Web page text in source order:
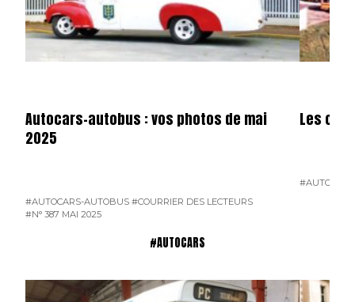
Autocars-autobus : vos photos de mai
2025
#AUTOCARS-AUTOBUS #COURRIER DES LECTEURS
#N° 387 MAI 2025
Les
#AUTOCARS